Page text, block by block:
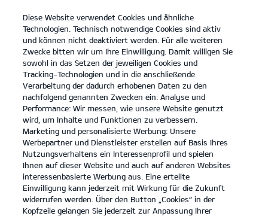
open
menu
KONTAKT
KONTAKT
KONTAKT
Herzlich Willkommen.
Herzlich willkommen! Kontaktiere uns bei Fragen oder
Wünschen einfach über diese Seite. Fülle hierzu bitte alle mit *
markierten Felder aus und nenne uns im Nachrichtenfeld dein
Anliegen. Wir freuen uns auf deine Nachricht und melden uns
schnellstmöglich bei dir.
Diese Website verwendet Cookies und ähnliche
Technologien. Technisch notwendige Cookies sind aktiv
und können nicht deaktiviert werden. Für alle weiteren
Zwecke bitten wir um Ihre Einwilligung. Damit willigen Sie
sowohl in das Setzen der jeweiligen Cookies und
Tracking-Technologien und in die anschließende
Verarbeitung der dadurch erhobenen Daten zu den
nachfolgend genannten Zwecken ein: Analyse und
Performance: Wir messen, wie unsere Website genutzt
wird, um Inhalte und Funktionen zu verbessern.
Marketing und personalisierte Werbung: Unsere
Werbepartner und Dienstleister erstellen auf Basis Ihres
Nutzungsverhaltens ein Interessenprofil und spielen
Ihnen auf dieser Website und auch auf anderen Websites
interessenbasierte Werbung aus. Eine erteilte
Einwilligung kann jederzeit mit Wirkung für die Zukunft
widerrufen werden. Über den Button „Cookies“ in der
Kopfzeile gelangen Sie jederzeit zur Anpassung Ihrer